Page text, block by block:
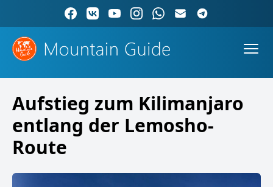
Aufstieg zum Kilimanjaro
entlang der Lemosho-
Route